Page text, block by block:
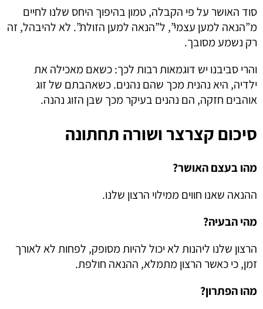
סוד האושר על פי הקבלה, טמון בהיפוך היחס שלנו לחיים
מ”הנאה למען עצמי”, ל”הנאה למען הזולת”. לא להיבהל, זה
רק נשמע מסובך.
והרי סביבנו יש דוגמאות רבות לכך: כשאם מאכילה את
ילדיה, היא נהנית מכך שהם נהנים. כשאהבתם של זוג
אוהבים חזקה, הם נהנים בעיקר מכך שבן הזוג נהנה.
סיכום קצרצר ושורה תחתונה
מהו בעצם האושר?
ההנאה שאנו חווים ממילוי הרצון שלנו.
מהי הבעיה?
הרצון שלנו ליהנות לא יכול להיות מסופק, לפחות לא לאורך
זמן, כי כאשר הרצון מתמלא, ההנאה חולפת.
מהו הפתרון?